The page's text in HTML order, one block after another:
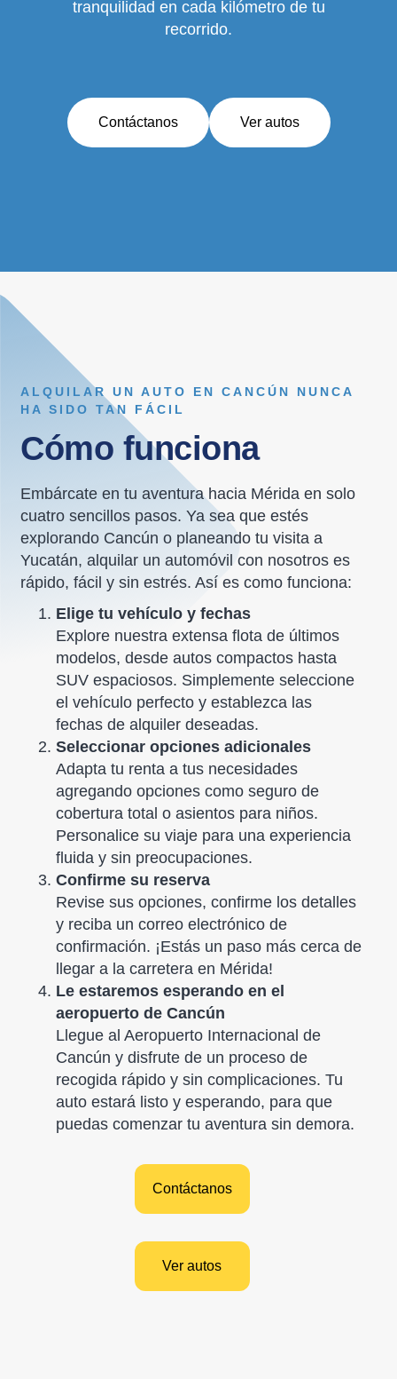
tranquilidad en cada kilómetro de tu
recorrido.
Contáctanos Ver autos
ALQUILAR UN AUTO EN CANCÚN NUNCA
HA SIDO TAN FÁCIL
Cómo funciona
Embárcate en tu aventura hacia Mérida en solo
cuatro sencillos pasos. Ya sea que estés
explorando Cancún o planeando tu visita a
Yucatán, alquilar un automóvil con nosotros es
rápido, fácil y sin estrés. Así es como funciona:
Elige tu vehículo y fechas
Explore nuestra extensa flota de últimos
modelos, desde autos compactos hasta
SUV espaciosos. Simplemente seleccione
el vehículo perfecto y establezca las
fechas de alquiler deseadas.
Seleccionar opciones adicionales
Adapta tu renta a tus necesidades
agregando opciones como seguro de
cobertura total o asientos para niños.
Personalice su viaje para una experiencia
fluida y sin preocupaciones.
Confirme su reserva
Revise sus opciones, confirme los detalles
y reciba un correo electrónico de
confirmación. ¡Estás un paso más cerca de
llegar a la carretera en Mérida!
Le estaremos esperando en el
aeropuerto de Cancún
Llegue al Aeropuerto Internacional de
Cancún y disfrute de un proceso de
recogida rápido y sin complicaciones. Tu
auto estará listo y esperando, para que
puedas comenzar tu aventura sin demora.
Contáctanos
Ver autos